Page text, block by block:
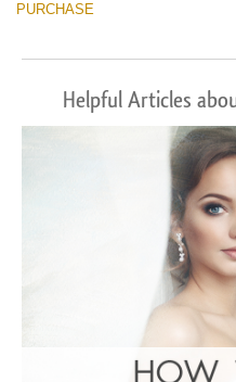
PURCHASE
Helpful Articles